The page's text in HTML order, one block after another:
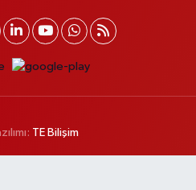
TE Bilişim